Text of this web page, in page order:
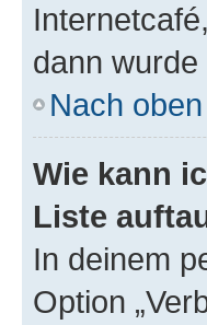
dann
Nach oben
Wie kann
Liste
In deinem
Option